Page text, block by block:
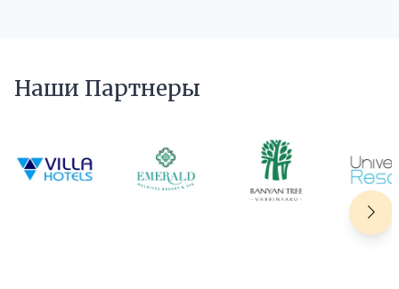
Наши Партнеры